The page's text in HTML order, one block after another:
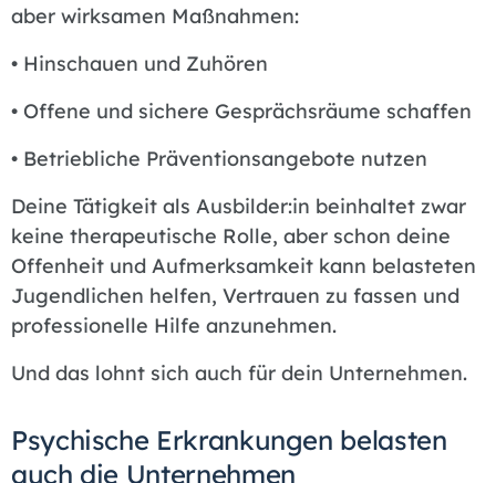
aber wirksamen Maßnahmen:
• Hinschauen und Zuhören
• Offene und sichere Gesprächsräume schaffen
• Betriebliche Präventionsangebote nutzen
Deine Tätigkeit als Ausbilder:in beinhaltet zwar
keine therapeutische Rolle, aber schon deine
Offenheit und Aufmerksamkeit kann belasteten
Jugendlichen helfen, Vertrauen zu fassen und
professionelle Hilfe anzunehmen.
Und das lohnt sich auch für dein Unternehmen.
Psychische Erkrankungen belasten
auch die Unternehmen